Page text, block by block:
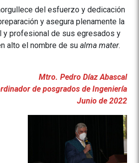
del esfuerzo y dedicación
y asegura plenamente la
y profesional de sus egresados y
alto el nombre de su alma mater.
Mtro. Pedro Díaz Abascal
de posgrados de Ingeniería
Junio de 2022